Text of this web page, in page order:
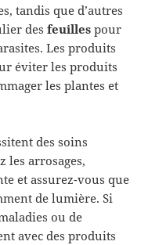
tandis que d’autres
desfeuilles pour
Les produits
éviter les produits
les plantes et
des soins
les arrosages,
et assurez-vous que
de lumière. Si
ou de
avec des produits